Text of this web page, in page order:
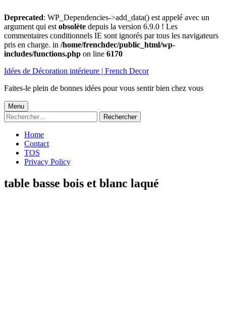
Deprecated: WP_Dependencies->add_data() est appelé avec un
argument qui est obsolète depuis la version 6.9.0 ! Les
commentaires conditionnels IE sont ignorés par tous les navigateurs
pris en charge. in /home/frenchdec/public_html/wp-
includes/functions.php on line 6170
au
Idées de Décoration intérieure | French Decor
Faites-le plein de bonnes idées pour vous sentir bien chez vous
Menu
principal
Menu
Rechercher :
Home
Contact
TOS
Privacy Policy
table basse bois et blanc laqué